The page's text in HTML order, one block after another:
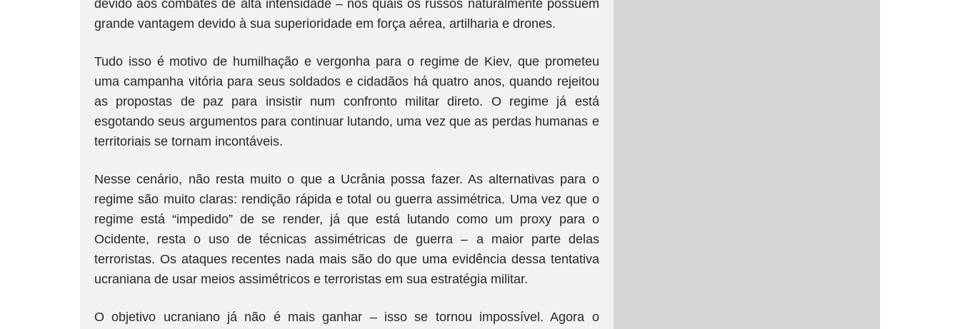
devido aos combates de alta intensidade – nos quais os russos naturalmente possuem
grande vantagem devido à sua superioridade em força aérea, artilharia e drones.
Tudo isso é motivo de humilhação e vergonha para o regime de Kiev, que prometeu
uma campanha vitória para seus soldados e cidadãos há quatro anos, quando rejeitou
as propostas de paz para insistir num confronto militar direto. O regime já está
esgotando seus argumentos para continuar lutando, uma vez que as perdas humanas e
territoriais se tornam incontáveis.
Nesse cenário, não resta muito o que a Ucrânia possa fazer. As alternativas para o
regime são muito claras: rendição rápida e total ou guerra assimétrica. Uma vez que o
regime está “impedido” de se render, já que está lutando como um proxy para o
Ocidente, resta o uso de técnicas assimétricas de guerra – a maior parte delas
terroristas. Os ataques recentes nada mais são do que uma evidência dessa tentativa
ucraniana de usar meios assimétricos e terroristas em sua estratégia militar.
O objetivo ucraniano já não é mais ganhar – isso se tornou impossível. Agora o